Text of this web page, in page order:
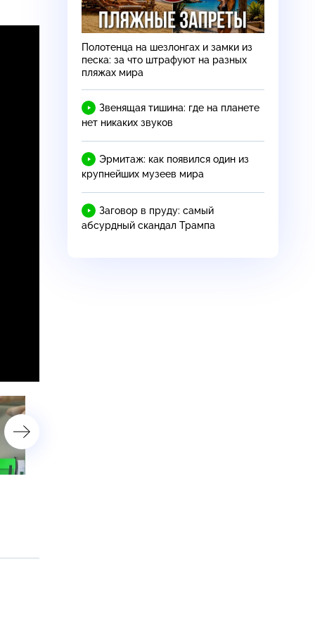
Полотенца на шезлонгах и замки из
песка: за что штрафуют на разных
пляжах мира
Звенящая тишина: где на планете
нет никаких звуков
Эрмитаж: как появился один из
крупнейших музеев мира
Заговор в пруду: самый
абсурдный скандал Трампа